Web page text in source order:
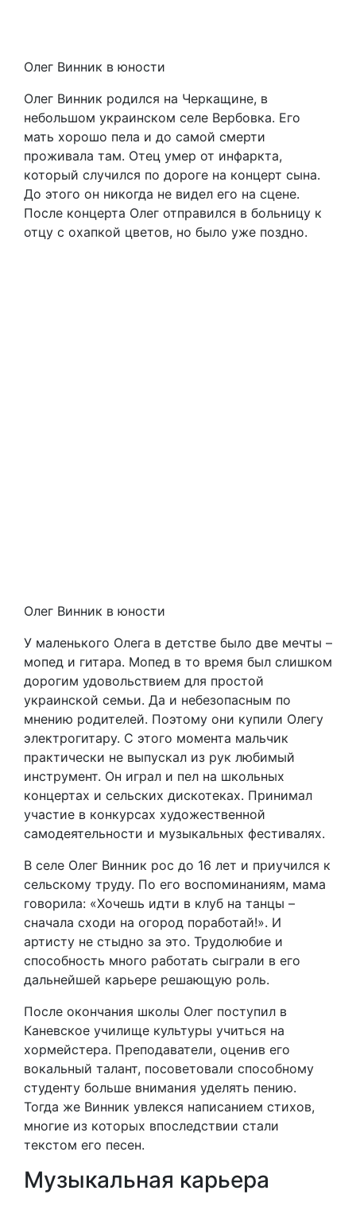
Олег Винник в юности
Олег Винник родился на Черкащине, в
небольшом украинском селе Вербовка. Его
мать хорошо пела и до самой смерти
проживала там. Отец умер от инфаркта,
который случился по дороге на концерт сына.
До этого он никогда не видел его на сцене.
После концерта Олег отправился в больницу к
отцу с охапкой цветов, но было уже поздно.
Олег Винник в юности
У маленького Олега в детстве было две мечты –
мопед и гитара. Мопед в то время был слишком
дорогим удовольствием для простой
украинской семьи. Да и небезопасным по
мнению родителей. Поэтому они купили Олегу
электрогитару. С этого момента мальчик
практически не выпускал из рук любимый
инструмент. Он играл и пел на школьных
концертах и сельских дискотеках. Принимал
участие в конкурсах художественной
самодеятельности и музыкальных фестивалях.
В селе Олег Винник рос до 16 лет и приучился к
сельскому труду. По его воспоминаниям, мама
говорила: «Хочешь идти в клуб на танцы –
сначала сходи на огород поработай!». И
артисту не стыдно за это. Трудолюбие и
способность много работать сыграли в его
дальнейшей карьере решающую роль.
После окончания школы Олег поступил в
Каневское училище культуры учиться на
хормейстера. Преподаватели, оценив его
вокальный талант, посоветовали способному
студенту больше внимания уделять пению.
Тогда же Винник увлекся написанием стихов,
многие из которых впоследствии стали
текстом его песен.
Музыкальная карьера